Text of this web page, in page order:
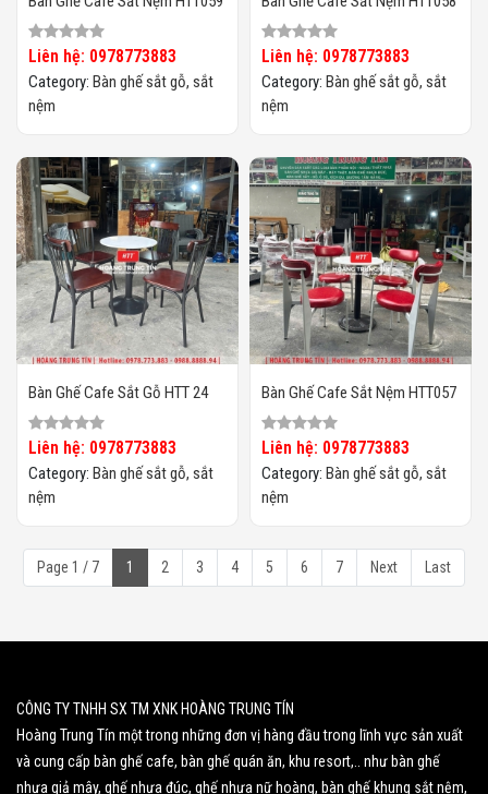
Liên hệ: 0978773883
Category: Bàn ghế sắt gỗ, sắt
nệm
Liên hệ: 0978773883
Category: Bàn ghế sắt gỗ, sắt
nệm
Bàn Ghế Cafe Sắt Gỗ HTT 24
Liên hệ: 0978773883
Category: Bàn ghế sắt gỗ, sắt
nệm
Bàn Ghế Cafe Sắt Nệm HTT057
Liên hệ: 0978773883
Category: Bàn ghế sắt gỗ, sắt
nệm
Page 1 / 7 1 2 3 4 5 6 7 Next Last
CÔNG TY TNHH SX TM XNK HOÀNG TRUNG TÍN
Hoàng Trung Tín một trong những đơn vị hàng đầu trong lĩnh vực sản xuất
và cung cấp bàn ghế cafe, bàn ghế quán ăn, khu resort,.. như bàn ghế
nhựa giả mây, ghế nhựa đúc, ghế nhựa nữ hoàng, bàn ghế khung sắt nệm,